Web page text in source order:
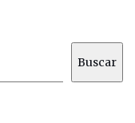
Buscar